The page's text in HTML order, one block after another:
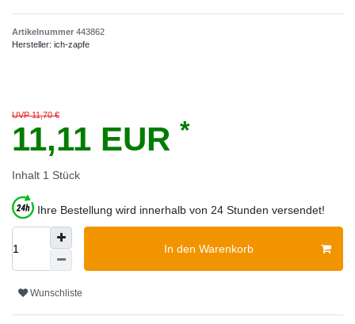
Artikelnummer 443862
Hersteller: ich-zapfe
UVP 11,70 €
11,11 EUR *
Inhalt 1 Stück
Ihre Bestellung wird innerhalb von 24 Stunden versendet!
In den Warenkorb
Wunschliste